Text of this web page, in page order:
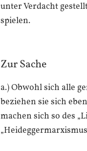
unter Verdacht
spielen.
Zur Sache
a.) Obwohl sich alle
beziehen sie sich
machen sich so des